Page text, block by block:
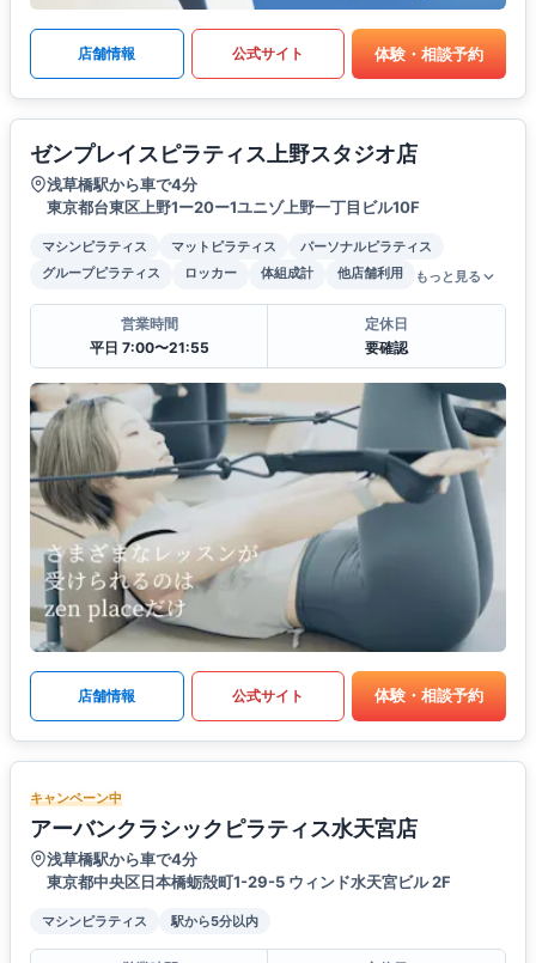
店舗情報 公式サイト 体験・相談予約
ゼンプレイスピラティス上野スタジオ店
浅草橋駅から車で4分
東京都台東区上野1ー20ー1ユニゾ上野一丁目ビル10F
マシンピラティス マットピラティス
パーソナルピラティス
グループピラティス
ロッカー 体組成計 他店舗利用 もっと見る
営業時間
平日 7:00〜21:55
定休日
要確認
店舗情報 公式サイト 体験・相談予約
キャンペーン中
アーバンクラシックピラティス水天宮店
浅草橋駅から車で4分
東京都中央区日本橋蛎殻町1-29-5 ウィンド水天宮ビル 2F
マシンピラティス 駅から5分以内